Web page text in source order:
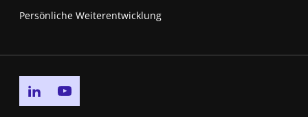
Persönliche Weiterentwicklung
Go to linkedin page